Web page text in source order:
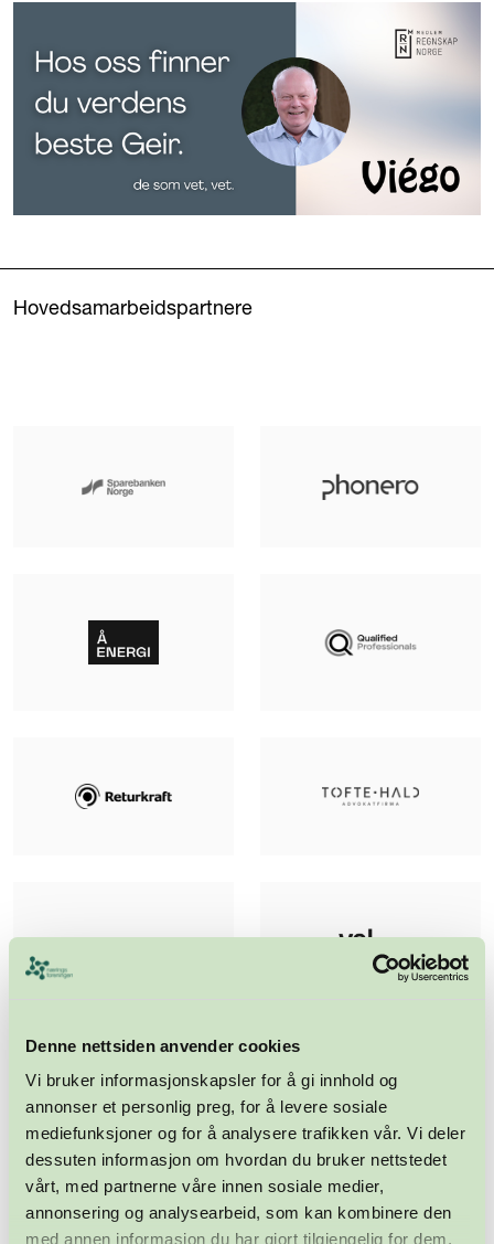
Denne nettsiden anvender cookies
Vi bruker informasjonskapsler for å gi innhold og
annonser et personlig preg, for å levere sosiale
mediefunksjoner og for å analysere trafikken vår. Vi deler
dessuten informasjon om hvordan du bruker nettstedet
vårt, med partnerne våre innen sosiale medier,
annonsering og analysearbeid, som kan kombinere den
med annen informasjon du har gjort tilgjengelig for dem,
Hovedsamarbeidspartnere